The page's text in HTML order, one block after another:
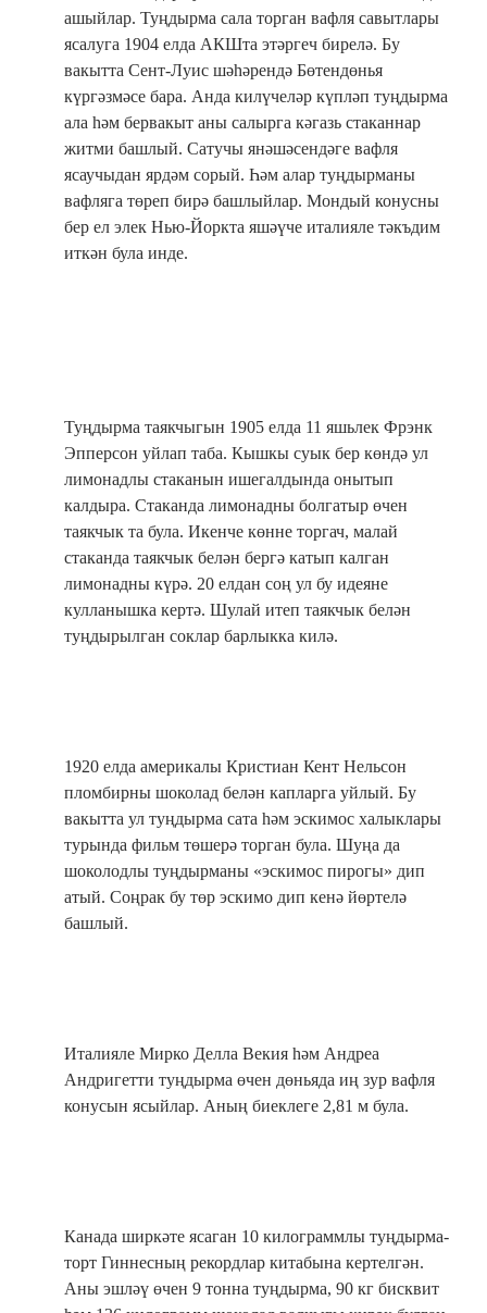
ашыйлар. Туңдырма сала торган вафля савытлары
ясалуга 1904 елда АКШта этәргеч бирелә. Бу
вакытта Сент-Луис шәһәрендә Бөтендөнья
күргәзмәсе бара. Анда килүчеләр күпләп туңдырма
ала һәм бервакыт аны салырга кәгазь стаканнар
житми башлый. Сатучы янәшәсендәге вафля
ясаучыдан ярдәм сорый. Һәм алар туңдырманы
вафляга төреп бирә башлыйлар. Мондый конусны
бер ел элек Нью-Йоркта яшәүче италияле тәкъдим
иткән була инде.
Туңдырма таякчыгын 1905 елда 11 яшьлек Фрэнк
Эпперсон уйлап таба. Кышкы суык бер көндә ул
лимонадлы стаканын ишегалдында онытып
калдыра. Стаканда лимонадны болгатыр өчен
таякчык та була. Икенче көнне торгач, малай
стаканда таякчык белән бергә катып калган
лимонадны күрә. 20 елдан соң ул бу идеяне
кулланышка кертә. Шулай итеп таякчык белән
туңдырылган соклар барлыкка килә.
1920 елда америкалы Кристиан Кент Нельсон
пломбирны шоколад белән капларга уйлый. Бу
вакытта ул туңдырма сата һәм эскимос халыклары
турында фильм төшерә торган була. Шуңа да
шоколодлы туңдырманы «эскимос пирогы» дип
атый. Соңрак бу төр эскимо дип кенә йөртелә
башлый.
Италияле Мирко Делла Векия һәм Андреа
Андригетти туңдырма өчен дөньяда иң зур вафля
конусын ясыйлар. Аның биеклеге 2,81 м була.
Канада ширкәте ясаган 10 килограммлы туңдырма-
торт Гиннесның рекордлар китабына кертелгән.
Аны эшләү өчен 9 тонна туңдырма, 90 кг бисквит